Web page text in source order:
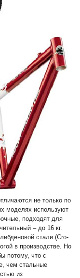
не только по
моделях используют
подходят для
– до 16 кг.
стали (Cro-
в производстве. Но
потому, что с
чем стальные
из